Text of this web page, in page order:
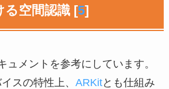
る空間認識 [5]
ュメントを参考にしています。
スの特性上、 ARKitとも仕組み